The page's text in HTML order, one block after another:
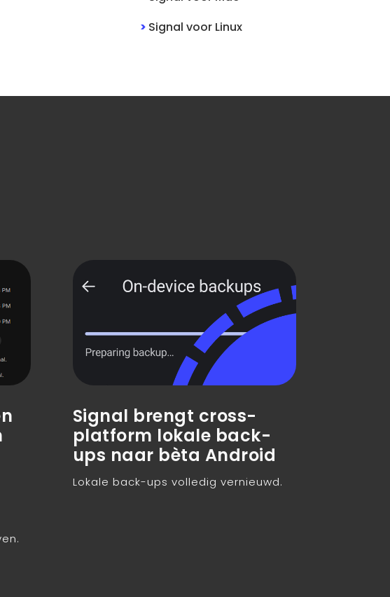
> Signal voor Linux
Signal brengt cross-
platform lokale back-
ups naar bèta Android
Lokale back-ups volledig vernieuwd.